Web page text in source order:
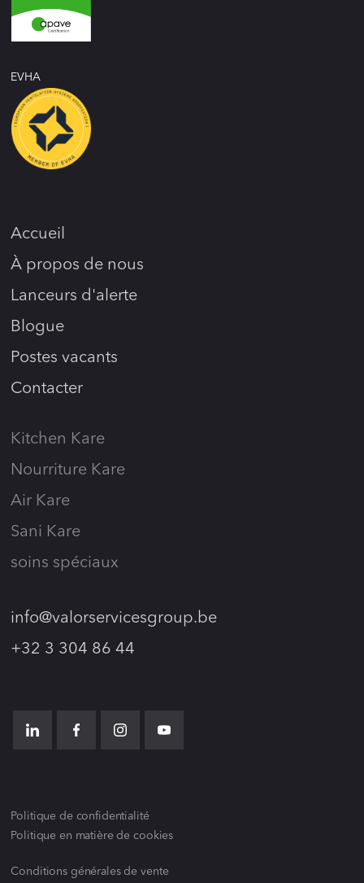
EVHA
Accueil
À propos de nous
Lanceurs d'alerte
Blogue
Postes vacants
Contacter
Kitchen Kare
Nourriture Kare
Air Kare
Sani Kare
soins spéciaux
info@valorservicesgroup.be
+32 3 304 86 44
Politique de confidentialité
Politique en matière de cookies
Conditions générales de vente